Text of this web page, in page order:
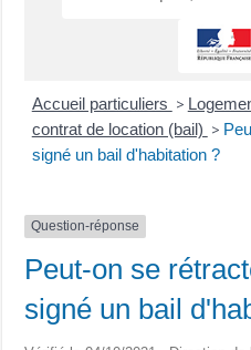
Accueil particuliers >
contrat de location (bail) >
signé un bail d'habitation ?
Question-réponse
Peut-on se
signé un bail